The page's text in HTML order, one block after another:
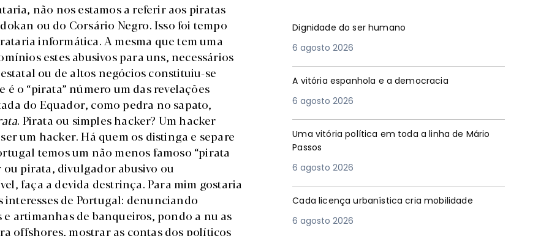
não nos estamos a referir aos piratas
ou do Corsário Negro. Isso foi tempo
informática. A mesma que tem uma
estes abusivos para uns, necessários
ou de altos negócios constituiu-se
o “pirata” número um das revelações
do Equador, como pedra no sapato,
. Pirata ou simples hacker? Um hacker
um hacker. Há quem os distinga e separe
temos um não menos famoso “pirata
ou pirata, divulgador abusivo ou
faça a devida destrinça. Para mim gostaria
de Portugal: denunciando
artimanhas de banqueiros, pondo a nu as
offshores, mostrar as contas dos políticos
Dignidade do ser humano
6 agosto 2026
A vitória espanhola e a democracia
6 agosto 2026
Uma vitória política em toda a linha de Mário
Passos
6 agosto 2026
Cada licença urbanística cria mobilidade
6 agosto 2026